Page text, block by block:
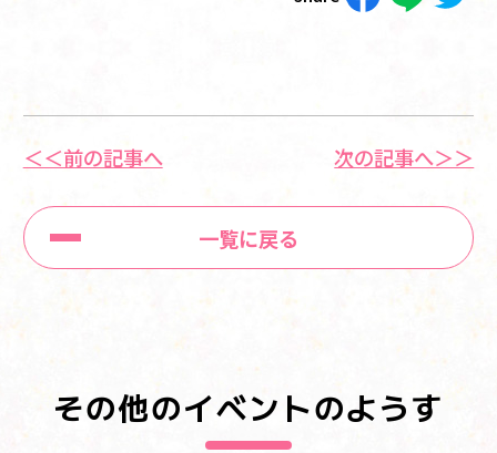
＜＜前の記事へ
一覧に戻る
次の記事へ＞＞
その他のイベントのようす